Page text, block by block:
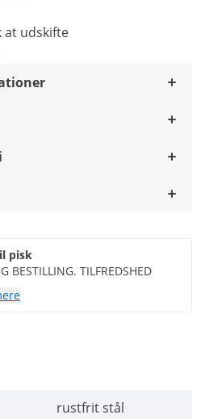
at udskifte
pisk
BESTILLING. TILFREDSHED
rustfrit stål